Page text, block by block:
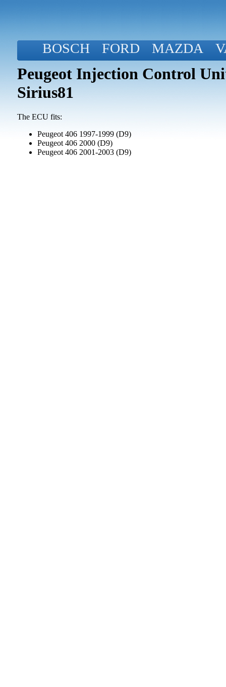
BOSCH FORD MAZDA
Peugeot Injection Control
Sirius81
The ECU fits:
Peugeot 406 1997-1999 (D9)
Peugeot 406 2000 (D9)
Peugeot 406 2001-2003 (D9)